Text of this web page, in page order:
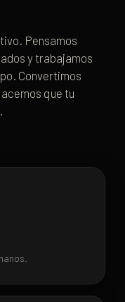
Pensamos
y trabajamos
Convertimos
que tu